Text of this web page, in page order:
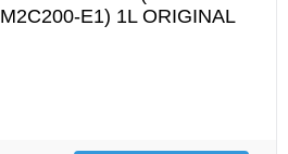
M2C200-E1) 1L ORIGINAL